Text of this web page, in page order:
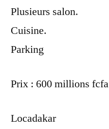
Plusieurs salon.
Cuisine.
Parking
Prix : 600 millions fcfa
Locadakar